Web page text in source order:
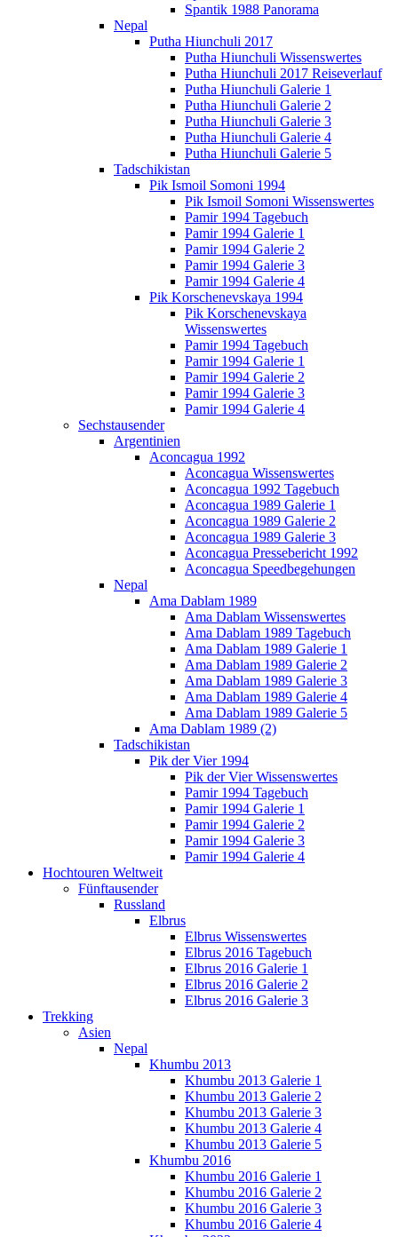
Spantik 1988 Panorama
Nepal
Putha Hiunchuli 2017
Putha Hiunchuli Wissenswertes
Putha Hiunchuli 2017 Reiseverlauf
Putha Hiunchuli Galerie 1
Putha Hiunchuli Galerie 2
Putha Hiunchuli Galerie 3
Putha Hiunchuli Galerie 4
Putha Hiunchuli Galerie 5
Tadschikistan
Pik Ismoil Somoni 1994
Pik Ismoil Somoni Wissenswertes
Pamir 1994 Tagebuch
Pamir 1994 Galerie 1
Pamir 1994 Galerie 2
Pamir 1994 Galerie 3
Pamir 1994 Galerie 4
Pik Korschenevskaya 1994
Pik Korschenevskaya
Wissenswertes
Pamir 1994 Tagebuch
Pamir 1994 Galerie 1
Pamir 1994 Galerie 2
Pamir 1994 Galerie 3
Pamir 1994 Galerie 4
Sechstausender
Argentinien
Aconcagua 1992
Aconcagua Wissenswertes
Aconcagua 1992 Tagebuch
Aconcagua 1989 Galerie 1
Aconcagua 1989 Galerie 2
Aconcagua 1989 Galerie 3
Aconcagua Pressebericht 1992
Aconcagua Speedbegehungen
Nepal
Ama Dablam 1989
Ama Dablam Wissenswertes
Ama Dablam 1989 Tagebuch
Ama Dablam 1989 Galerie 1
Ama Dablam 1989 Galerie 2
Ama Dablam 1989 Galerie 3
Ama Dablam 1989 Galerie 4
Ama Dablam 1989 Galerie 5
Ama Dablam 1989 (2)
Tadschikistan
Pik der Vier 1994
Pik der Vier Wissenswertes
Pamir 1994 Tagebuch
Pamir 1994 Galerie 1
Pamir 1994 Galerie 2
Pamir 1994 Galerie 3
Pamir 1994 Galerie 4
Hochtouren Weltweit
Fünftausender
Russland
Elbrus
Elbrus Wissenswertes
Elbrus 2016 Tagebuch
Elbrus 2016 Galerie 1
Elbrus 2016 Galerie 2
Elbrus 2016 Galerie 3
Trekking
Asien
Nepal
Khumbu 2013
Khumbu 2013 Galerie 1
Khumbu 2013 Galerie 2
Khumbu 2013 Galerie 3
Khumbu 2013 Galerie 4
Khumbu 2013 Galerie 5
Khumbu 2016
Khumbu 2016 Galerie 1
Khumbu 2016 Galerie 2
Khumbu 2016 Galerie 3
Khumbu 2016 Galerie 4